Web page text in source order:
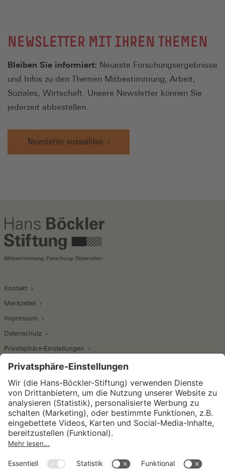
NEWSLETTER MIT IHREN THEMEN
Bleiben Sie informiert: Neueste Forschungsergebnisse
und Infos zu den Themen Mitbestimmung, Arbeit,
Soziales, Wirtschaft. Unsere Newsletter können Sie
jederzeit abbestellen.
Newsletter auswählen
Kontakt
Merkzettel
Impressum
Datenschutz
Privatsphäre-Einstellungen
Wirtschafts- und Sozialwissenschaftliches Institut
Institut für Makroökonomie und
Konjunkturforschung